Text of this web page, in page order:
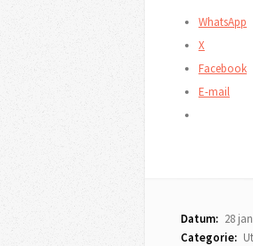
WhatsApp
X
Facebook
E-mail
Datum: 28
Categorie: